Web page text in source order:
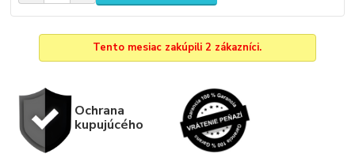
Tento mesiac zakúpili 2 zákazníci.
Ochrana
kupujúcého